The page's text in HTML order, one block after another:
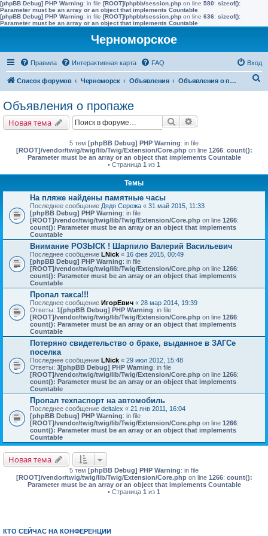
[phpBB Debug] PHP Warning: in file [ROOT]/phpbb/session.php on line 580: sizeof():
Parameter must be an array or an object that implements Countable
[phpBB Debug] PHP Warning: in file [ROOT]/phpbb/session.php on line 636: sizeof():
Parameter must be an array or an object that implements Countable
Черноморское
Правила Интерактивная карта FAQ Вход
Список форумов Черноморск Объявления Объявления о пропаже
Объявления о пропаже
Новая тема Поиск
5 тем [phpBB Debug] PHP Warning: in file
[ROOT]/vendor/twig/twig/lib/Twig/Extension/Core.phpon line 1266: count():
Parameter must be an array or an object that implements Countable
• Страница 1 из 1
Темы
На пляже найдены памятные часы
Последнее сообщение Дядя Сережа « 31 май 2015, 11:33
[phpBB Debug] PHP Warning: in file
[ROOT]/vendor/twig/twig/lib/Twig/Extension/Core.php on line 1266:
count(): Parameter must be an array or an object that implements
Countable
Внимание РОЗЫСК ! Шарпило Валерий Васильевич
Последнее сообщение LNick « 16 фев 2015, 00:49
[phpBB Debug] PHP Warning: in file
[ROOT]/vendor/twig/twig/lib/Twig/Extension/Core.php on line 1266:
count(): Parameter must be an array or an object that implements
Countable
Пропал такса!!!
Последнее сообщение ИгорЕвич « 28 мар 2014, 19:39
Ответы: 1[phpBB Debug] PHP Warning: in file
[ROOT]/vendor/twig/twig/lib/Twig/Extension/Core.php on line 1266:
count(): Parameter must be an array or an object that implements
Countable
Потеряно свидетельство о браке, выданное в ЗАГСе
поселка
Последнее сообщение LNick « 29 июл 2012, 15:48
Ответы: 3[phpBB Debug] PHP Warning: in file
[ROOT]/vendor/twig/twig/lib/Twig/Extension/Core.php on line 1266:
count(): Parameter must be an array or an object that implements
Countable
Пропал техпаспорт на автомобиль
Последнее сообщение deltalex « 21 янв 2011, 16:04
[phpBB Debug] PHP Warning: in file
[ROOT]/vendor/twig/twig/lib/Twig/Extension/Core.php on line 1266:
count(): Parameter must be an array or an object that implements
Countable
Новая тема
5 тем [phpBB Debug] PHP Warning: in file
[ROOT]/vendor/twig/twig/lib/Twig/Extension/Core.phpon line 1266: count():
Parameter must be an array or an object that implements Countable
• Страница 1 из 1
КТО СЕЙЧАС НА КОНФЕРЕНЦИИ